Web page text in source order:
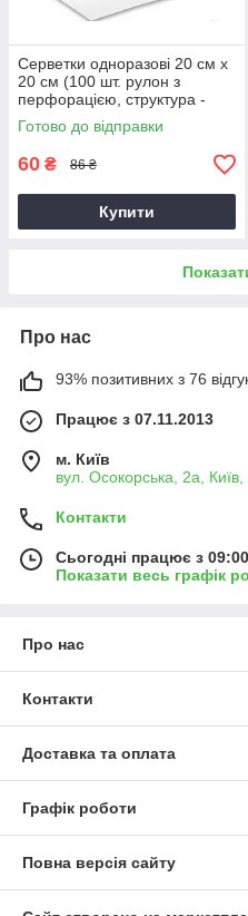
Серветки одноразові 20 см х
20 см (100 шт. рулон з
перфорацією, структура -
сітка)
Готово до відправки
60 ₴ 86 ₴
Купити
Про нас
93% позитивних з 76
Працює з 07.11.2013
м. Київ
вул. Осокорська, 2а, Київ,
Контакти
Сьогодні працює з
Показати весь графік
Про нас
Контакти
Доставка та оплата
Графік роботи
Повна версія сайту